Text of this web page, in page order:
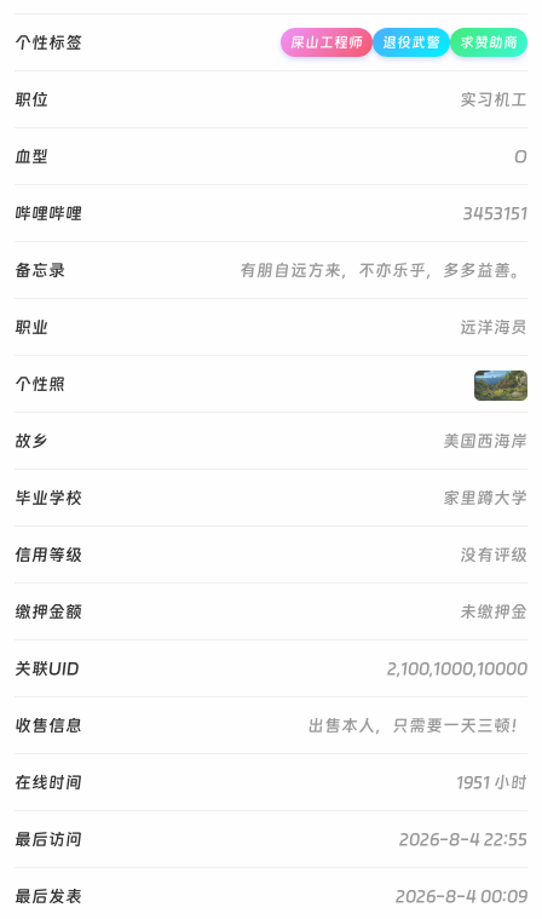
屎山工程师 退役武警 求赞助商
个性标签
实习机工
职位
O
血型
3453151
哔哩哔哩
有朋自远方来，不亦乐乎，多多益善。
备忘录
远洋海员
职业
个性照
美国西海岸
故乡
家里蹲大学
毕业学校
没有评级
信用等级
未缴押金
缴押金额
2,100,1000,10000
关联UID
出售本人，只需要一天三顿！
收售信息
1951 小时
在线时间
2026-8-4 22:55
最后访问
2026-8-4 00:09
最后发表